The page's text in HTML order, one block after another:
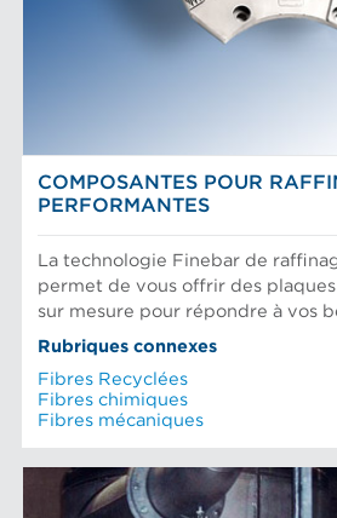
COMPOSANTES POUR
PERFORMANTES
La technologie Finebar de
permet de vous offrir des
sur mesure pour répondre à vos
Rubriques connexes
Fibres Recyclées
Fibres chimiques
Fibres mécaniques